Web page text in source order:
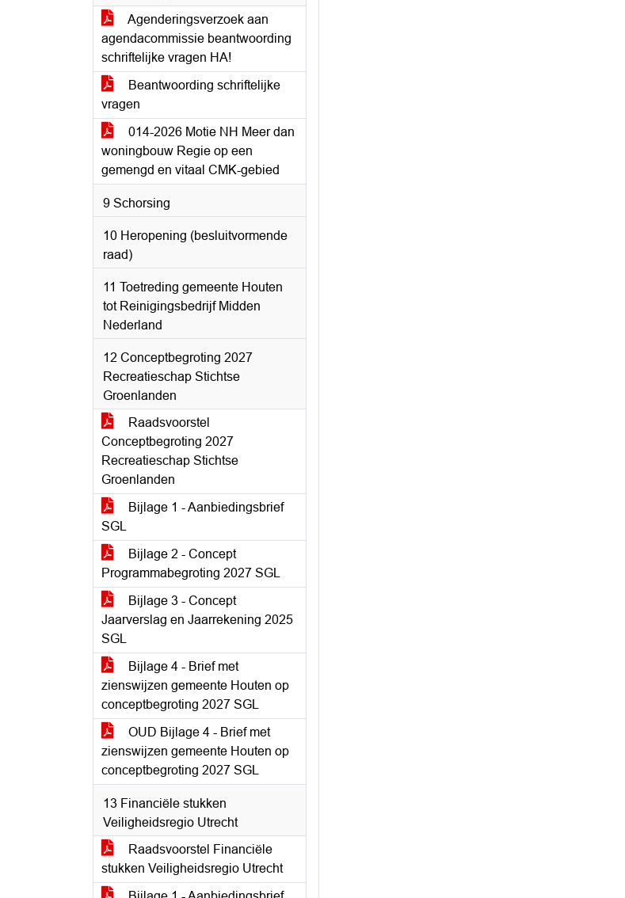
Agenderingsverzoek aan
agendacommissie beantwoording
schriftelijke vragen HA!
Beantwoording schriftelijke
vragen
014-2026 Motie NH Meer dan
woningbouw Regie op een
gemengd en vitaal CMK-gebied
9 Schorsing
10 Heropening (besluitvormende
raad)
11 Toetreding gemeente Houten
tot Reinigingsbedrijf Midden
Nederland
12 Conceptbegroting 2027
Recreatieschap Stichtse
Groenlanden
Raadsvoorstel
Conceptbegroting 2027
Recreatieschap Stichtse
Groenlanden
Bijlage 1 - Aanbiedingsbrief
SGL
Bijlage 2 - Concept
Programmabegroting 2027 SGL
Bijlage 3 - Concept
Jaarverslag en Jaarrekening 2025
SGL
Bijlage 4 - Brief met
zienswijzen gemeente Houten op
conceptbegroting 2027 SGL
OUD Bijlage 4 - Brief met
zienswijzen gemeente Houten op
conceptbegroting 2027 SGL
13 Financiële stukken
Veiligheidsregio Utrecht
Raadsvoorstel Financiële
stukken Veiligheidsregio Utrecht